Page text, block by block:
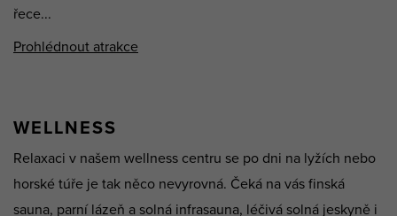
řece...
Prohlédnout atrakce
WELLNESS
Relaxaci v našem wellness centru se po dni na lyžích nebo
horské túře je tak něco nevyrovná. Čeká na vás finská
sauna, parní lázeň a solná infrasauna, léčivá solná jeskyně i